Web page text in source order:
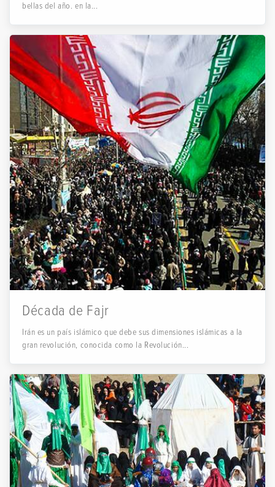
bellas del año. en la...
Década de Fajr
Irán es un país islámico que debe sus dimensiones islámicas a la
gran revolución, conocida como la Revolución...